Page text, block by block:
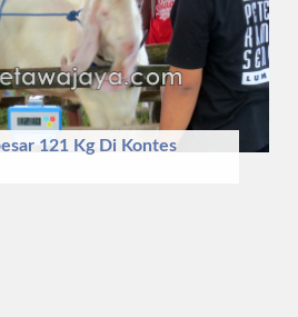
121 Kg Di Kontes